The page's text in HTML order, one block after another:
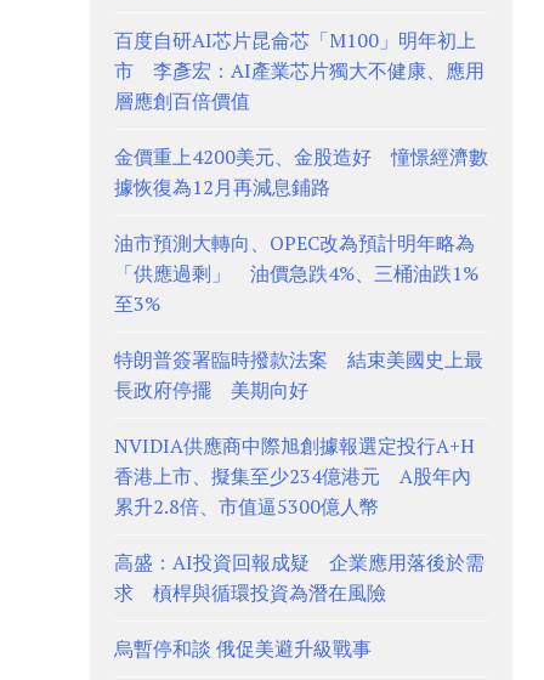
百度自研AI芯片昆侖芯「M100」明年初上
市 李彥宏：AI產業芯片獨大不健康、應用
層應創百倍價值
金價重上4200美元、金股造好 憧憬經濟數
據恢復為12月再減息鋪路
油市預測大轉向、OPEC改為預計明年略為
「供應過剩」 油價急跌4%、三桶油跌1%
至3%
特朗普簽署臨時撥款法案 結束美國史上最
長政府停擺 美期向好
NVIDIA供應商中際旭創據報選定投行A+H
香港上市、擬集至少234億港元 A股年內
累升2.8倍、市值逼5300億人幣
高盛：AI投資回報成疑 企業應用落後於需
求 槓桿與循環投資為潛在風險
烏暫停和談 俄促美避升級戰事